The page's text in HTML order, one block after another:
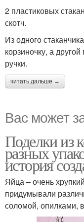
2 пластиковых
скотч.
Из одного
корзиночку, а
ручки.
читать дальше →
Вас может
Поделки из
разных
история
Яйца – очень
придумывали
соломой, опилками,